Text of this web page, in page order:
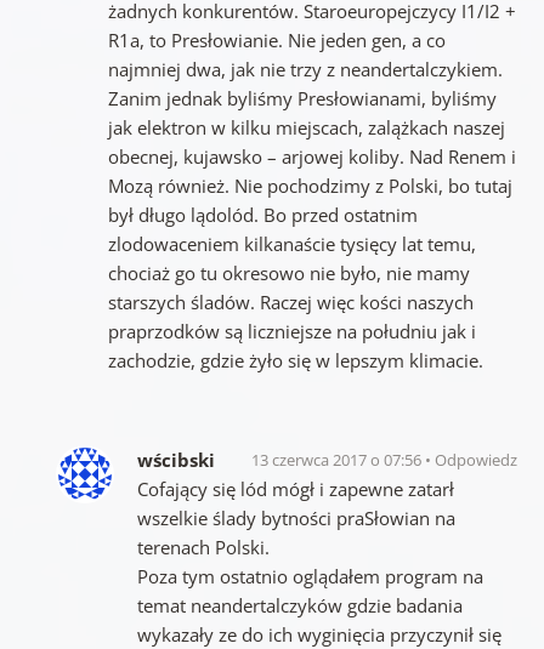
żadnych konkurentów. Staroeuropejczycy I1/I2 +
R1a, to Presłowianie. Nie jeden gen, a co
najmniej dwa, jak nie trzy z neandertalczykiem.
Zanim jednak byliśmy Presłowianami, byliśmy
jak elektron w kilku miejscach, zalążkach naszej
obecnej, kujawsko – arjowej koliby. Nad Renem i
Mozą również. Nie pochodzimy z Polski, bo tutaj
był długo lądolód. Bo przed ostatnim
zlodowaceniem kilkanaście tysięcy lat temu,
chociaż go tu okresowo nie było, nie mamy
starszych śladów. Raczej więc kości naszych
praprzodków są liczniejsze na południu jak i
zachodzie, gdzie żyło się w lepszym klimacie.
wścibski 13 czerwca 2017 o 07:56 Odpowiedz
Cofający się lód mógł i zapewne zatarł
wszelkie ślady bytności praSłowian na
terenach Polski.
Poza tym ostatnio oglądałem program na
temat neandertalczyków gdzie badania
wykazały ze do ich wyginięcia przyczynił się